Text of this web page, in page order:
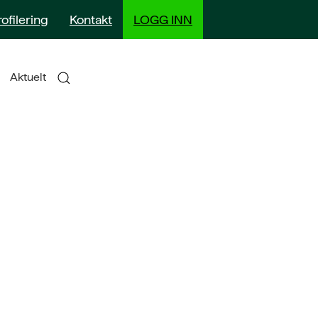
Kontakt LOGG INN
Aktuelt